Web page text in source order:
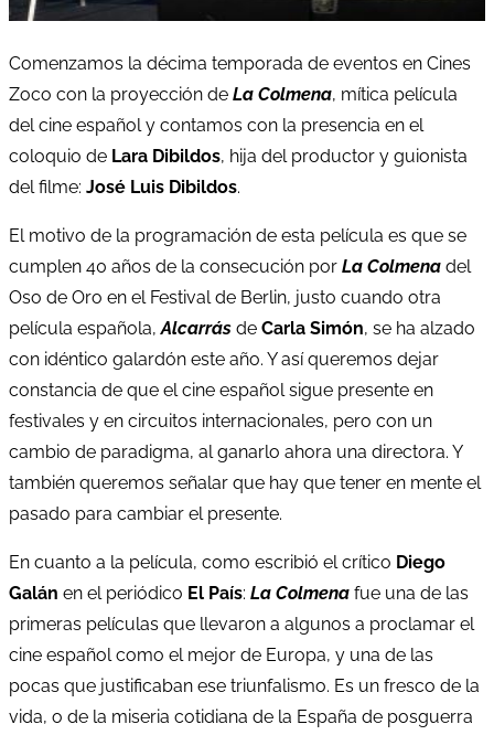
Comenzamos la décima temporada de eventos en Cines
Zoco con la proyección de La Colmena, mítica película
del cine español y contamos con la presencia en el
coloquio de Lara Dibildos, hija del productor y guionista
del filme: José Luis Dibildos.
El motivo de la programación de esta película es que se
cumplen 40 años de la consecución por La Colmena del
Oso de Oro en el Festival de Berlin, justo cuando otra
película española,Alcarrás de Carla Simón, se ha alzado
con idéntico galardón este año. Y así queremos dejar
constancia de que el cine español sigue presente en
festivales y en circuitos internacionales, pero con un
cambio de paradigma, al ganarlo ahora una directora. Y
también queremos señalar que hay que tener en mente el
pasado para cambiar el presente.
En cuanto a la película, como escribió el crítico Diego
Galán en el periódico El País: La Colmena fue una de las
primeras películas que llevaron a algunos a proclamar el
cine español como el mejor de Europa, y una de las
pocas que justificaban ese triunfalismo. Es un fresco de la
vida, o de la miseria cotidiana de la España de posguerra